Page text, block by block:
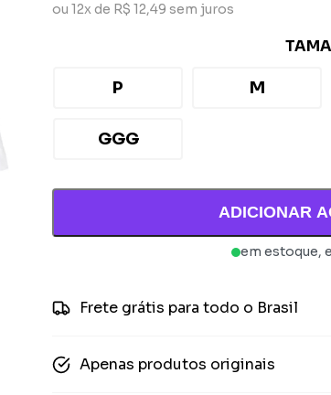
ou 12x de R$ 12,49 sem juros
P M
GGG
ADICIONAR
em estoque,
Frete grátis para todo o Brasil
Apenas produtos originais